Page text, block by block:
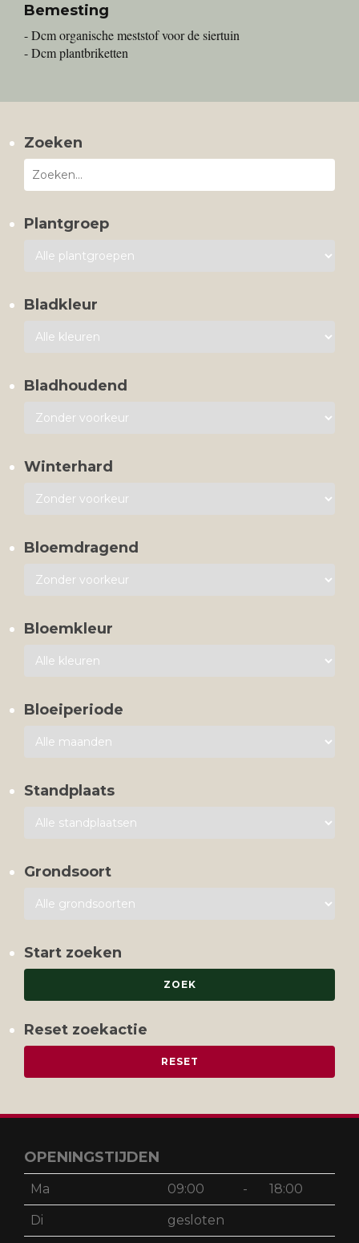
Bemesting
- Dcm organische meststof voor de siertuin
- Dcm plantbriketten
Zoeken
Plantgroep
Bladkleur
Bladhoudend
Winterhard
Bloemdragend
Bloemkleur
Bloeiperiode
Standplaats
Grondsoort
Start zoeken
Reset zoekactie
OPENINGSTIJDEN
Ma 09:00 - 18:00
Di gesloten